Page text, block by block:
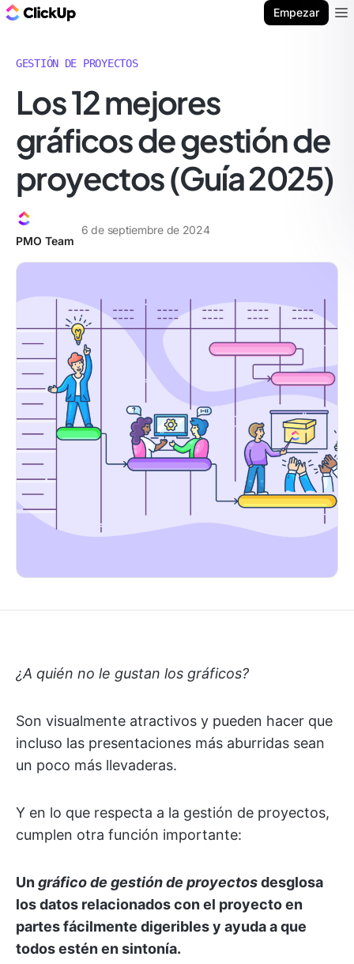
Empezar
GESTIÓN DE PROYECTOS
Los 12 mejores
gráficos de gestión de
proyectos (Guía 2025)
PMO Team
6 de septiembre de 2024
¿A quién no le gustan los gráficos?
Son visualmente atractivos y pueden hacer que
incluso las presentaciones más aburridas sean
un poco más llevaderas.
Y en lo que respecta a la gestión de proyectos,
cumplen otra función importante:
Ungráfico de gestión de proyectosdesglosa
los datos relacionados con el proyecto en
partes fácilmente digeribles y ayuda a que
todos estén en sintonía.